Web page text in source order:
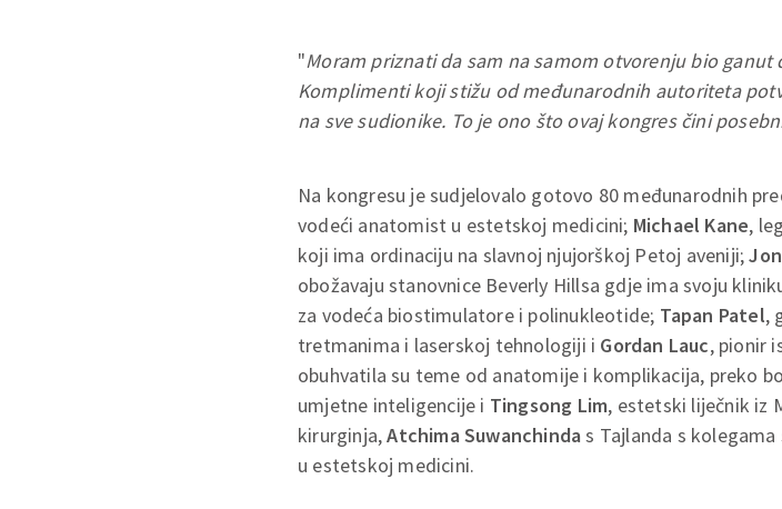
"Moram priznati da sam na samom otvorenju bio
Komplimenti koji stižu od međunarodnih autoriteta
na sve sudionike. To je ono što ovaj kongres čini
Na kongresu je sudjelovalo gotovo 80 međunarodnih
vodeći anatomist u estetskoj medicini; Michael Kane,
koji ima ordinaciju na slavnoj njujorškoj Petoj aveniji;
obožavaju stanovnice Beverly Hillsa gdje ima svoju
za vodeća biostimulatore i polinukleotide; Tapan Patel,
tretmanima i laserskoj tehnologiji i Gordan Lauc, pionir
obuhvatila su teme od anatomije i komplikacija, preko
umjetne inteligencije i Tingsong Lim, estetski liječnik iz
kirurginja,Atchima Suwanchindas Tajlanda s
u estetskoj medicini.